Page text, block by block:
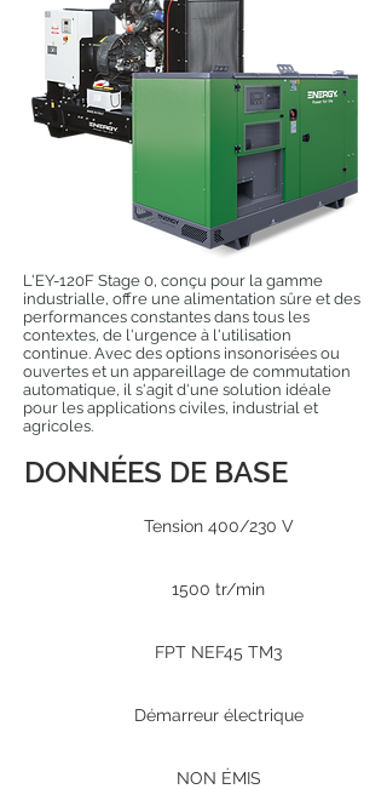
L'EY-120F Stage 0, conçu pour la gamme
industrialle, offre une alimentation sûre et des
performances constantes dans tous les
contextes, de l'urgence à l'utilisation
continue. Avec des options insonorisées ou
ouvertes et un appareillage de commutation
automatique, il s'agit d'une solution idéale
pour les applications civiles, industrial et
agricoles.
DONNÉES DE BASE
Tension 400/230 V
1500 tr/min
FPT NEF45 TM3
Démarreur électrique
NON ÉMIS